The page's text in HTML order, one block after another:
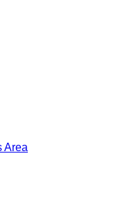
Area